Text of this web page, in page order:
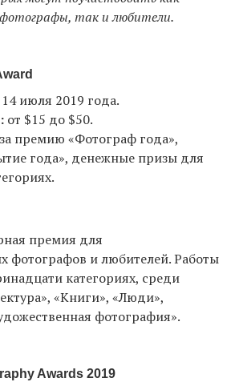
так и любители.
июля 2019 года.
от $15 до $50.
премию «Фотограф года»,
года», денежные призы для
премия для
фотографов и любителей. Работы
категориях, среди
«Книги», «Люди»,
фотография».
Awards 2019